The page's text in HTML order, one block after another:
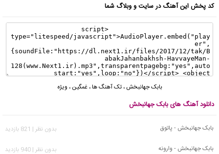
کد پخش این آهنگ در سایت و وبلاگ شما
بابک جهانبخش ،تک آهنگ ها،غمگین ، ویژه
دانلود آهنگ های بابک جهانبخش
بابک جهانبخش - پاتوق
بدون نظر | 821 بازدید
بابک جهانبخش - وارونه
بدون نظر | 940 بازدید